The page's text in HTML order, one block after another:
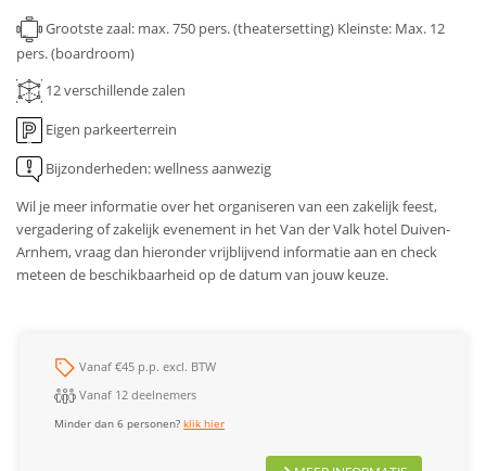
Grootste zaal: max. 750 pers. (theatersetting) Kleinste: Max. 12
pers. (boardroom)
12verschillende zalen
Eigen parkeerterrein
Bijzonderheden: wellness aanwezig
Wil je meer informatie over het organiseren van een zakelijk feest,
vergadering of zakelijk evenement in het Van der Valk hotel Duiven-
Arnhem, vraag dan hieronder vrijblijvend informatie aan en check
meteen de beschikbaarheid op de datum van jouw keuze.
Vanaf €45 p.p. excl. BTW
Vanaf 12 deelnemers
Minder dan 6 personen?klik hier